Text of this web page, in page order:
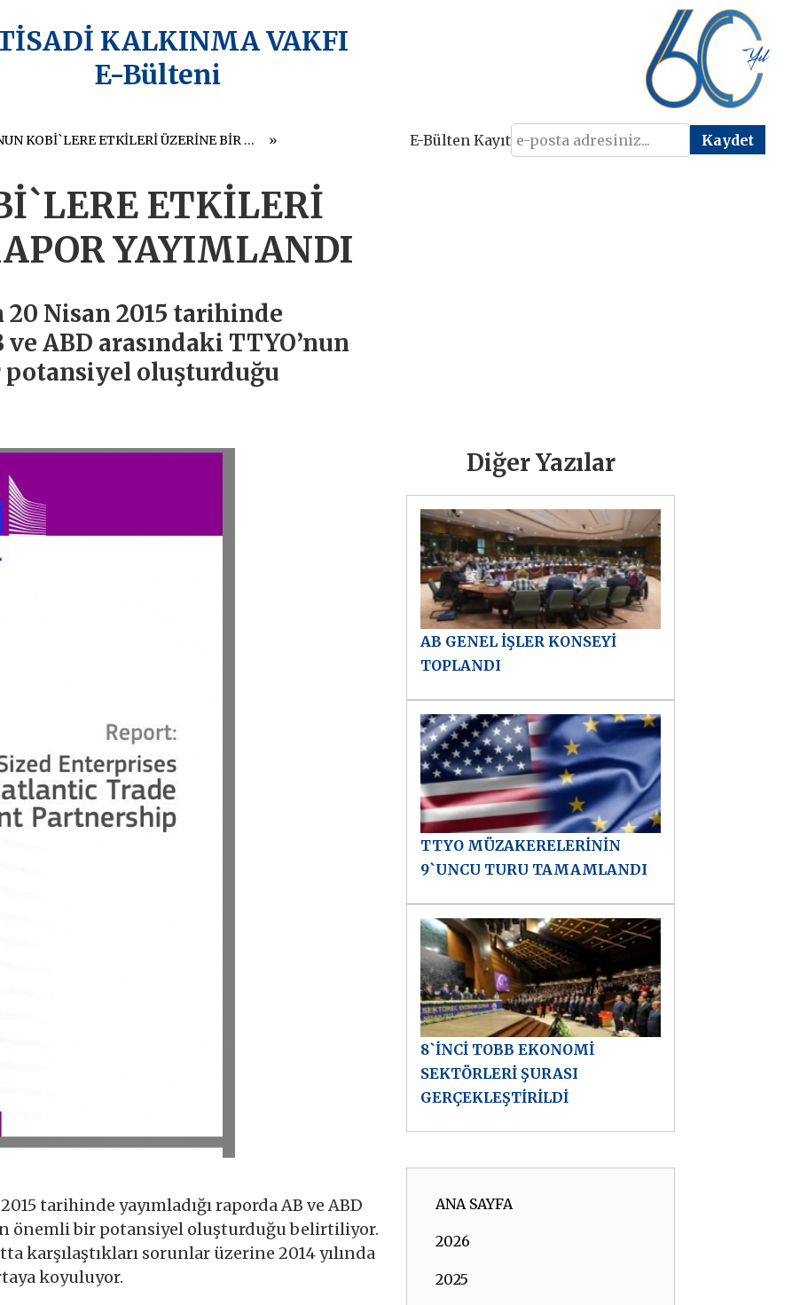
KALKINMA VAKFI
E-Bülteni
TTYO`NUN KOBİ`LERE ETKİLERİ ÜZERİNE BİR RAPOR YAYIMLANDI E-Bülten Kayıt
ETKİLERİ
YAYIMLANDI
Nisan 2015 tarihinde
ABD arasındaki TTYO’nun
potansiyel oluşturduğu
tarihinde yayımladığı raporda AB ve ABD
önemli bir potansiyel oluşturduğu belirtiliyor.
karşılaştıkları sorunlar üzerine 2014 yılında
koyuluyor.
Diğer Yazılar
AB GENEL İŞLER KONSEYİ
TOPLANDI
TTYO MÜZAKERELERİNİN
9`UNCU TURU TAMAMLANDI
8`İNCİ TOBB EKONOMİ
SEKTÖRLERİ ŞURASI
GERÇEKLEŞTİRİLDİ
ANA SAYFA
2026
2025